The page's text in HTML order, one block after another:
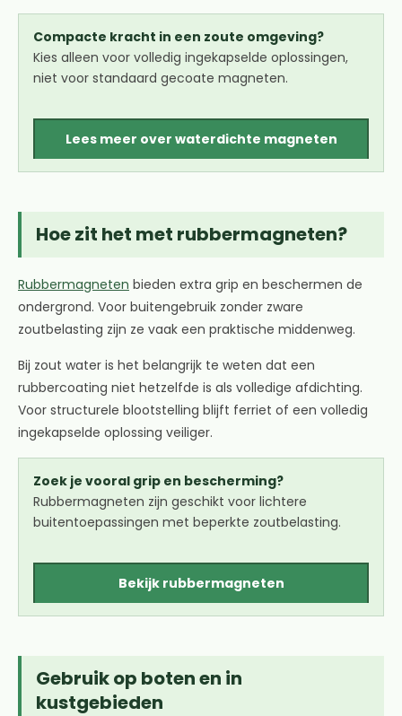
Compacte kracht in een zoute omgeving?
Kies alleen voor volledig ingekapselde oplossingen,
niet voor standaard gecoate magneten.
Lees meer over waterdichte magneten
Hoe zit het met rubbermagneten?
Rubbermagneten bieden extra grip en beschermen de
ondergrond. Voor buitengebruik zonder zware
zoutbelasting zijn ze vaak een praktische middenweg.
Bij zout water is het belangrijk te weten dat een
rubbercoating niet hetzelfde is als volledige afdichting.
Voor structurele blootstelling blijft ferriet of een volledig
ingekapselde oplossing veiliger.
Zoek je vooral grip en bescherming?
Rubbermagneten zijn geschikt voor lichtere
buitentoepassingen met beperkte zoutbelasting.
Bekijk rubbermagneten
Gebruik op boten en in
kustgebieden